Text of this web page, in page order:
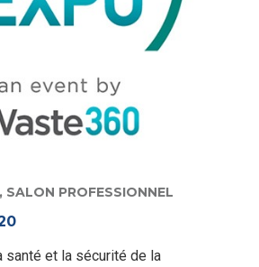
SALON PROFESSIONNEL
santé et la sécurité de la